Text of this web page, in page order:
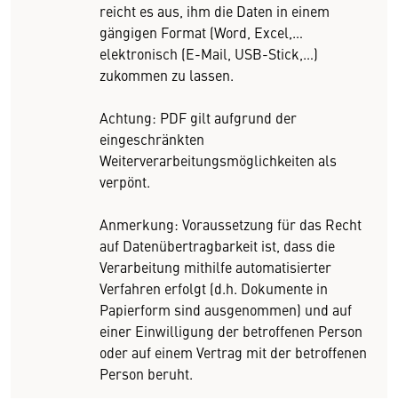
reicht es aus, ihm die Daten in einem
gängigen Format (Word, Excel,…
elektronisch (E-Mail, USB-Stick,…)
zukommen zu lassen.
Achtung: PDF gilt aufgrund der
eingeschränkten
Weiterverarbeitungsmöglichkeiten als
verpönt.
Anmerkung: Voraussetzung für das Recht
auf Datenübertragbarkeit ist, dass die
Verarbeitung mithilfe automatisierter
Verfahren erfolgt (d.h. Dokumente in
Papierform sind ausgenommen) und auf
einer Einwilligung der betroffenen Person
oder auf einem Vertrag mit der betroffenen
Person beruht.